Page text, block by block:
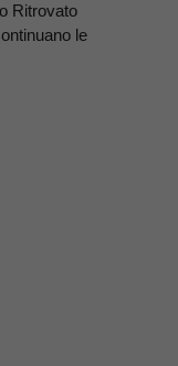
Ritrovato
le